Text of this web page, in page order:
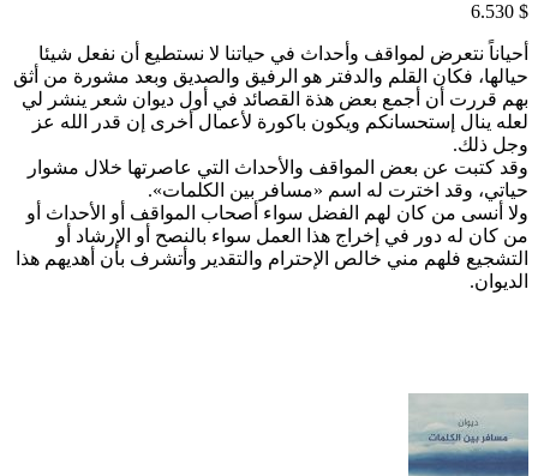
6.530 $
أحياناً نتعرض لمواقف وأحداث في حياتنا لا نستطيع أن نفعل شيئا
حيالها، فكان القلم والدفتر هو الرفيق والصديق وبعد مشورة من أثق
بهم قررت أن أجمع بعض هذة القصائد في أول ديوان شعر ينشر لي
لعله ينال إستحسانكم ويكون باكورة لأعمال أخرى إن قدر الله عز
وجل ذلك.
وقد كتبت عن بعض المواقف والأحداث التي عاصرتها خلال مشوار
حياتي، وقد اخترت له اسم «مسافر بين الكلمات».
ولا أنسى من كان لهم الفضل سواء أصحاب المواقف أو الأحداث أو
من كان له دور في إخراج هذا العمل سواء بالنصح أو الإرشاد أو
التشجيع فلهم مني خالص الإحترام والتقدير وأتشرف بأن أهديهم هذا
الديوان.